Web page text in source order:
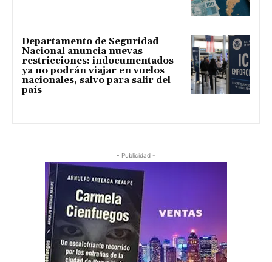
Departamento de Seguridad
Nacional anuncia nuevas
restricciones: indocumentados
ya no podrán viajar en vuelos
nacionales, salvo para salir del
país
- Publicidad -